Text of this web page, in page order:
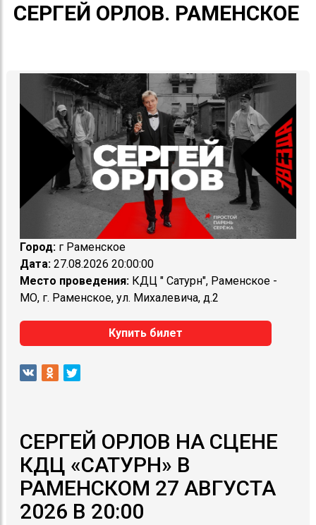
СЕРГЕЙ ОРЛОВ. РАМЕНСКОЕ
Город: г Раменское
Дата: 27.08.2026 20:00:00
Место проведения: КДЦ " Сатурн", Раменское -
МО, г. Раменское, ул. Михалевича, д.2
Купить билет
СЕРГЕЙ ОРЛОВ НА СЦЕНЕ
КДЦ «САТУРН» В
РАМЕНСКОМ 27 АВГУСТА
2026 В 20:00